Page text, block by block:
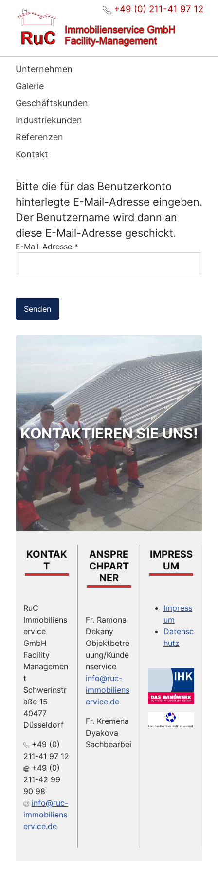
+49 (0) 211-41 97 12
Unternehmen
Galerie
Geschäftskunden
Industriekunden
Referenzen
Kontakt
Bitte die für das Benutzerkonto
hinterlegte E-Mail-Adresse eingeben.
Der Benutzername wird dann an
diese E-Mail-Adresse geschickt.
E-Mail-Adresse *
Senden
KONTAKTIEREN SIE UNS!
KONTAK
T
RuC
Immobiliens
ervice
GmbH
Facility
Managemen
t
Schwerinstr
aße 15
40477
Düsseldorf
+49 (0)
211-41 97 12
+49 (0)
211-42 99
90 98
info@ruc-
immobiliens
ervice.de
ANSPRE
CHPART
NER
Fr. Ramona
Dekany
Objektbetre
uung/Kunde
nservice
info@ruc-
immobiliens
ervice.de
Fr. Kremena
Dyakova
Sachbearbei
IMPRESS
UM
Impress
um
Datensc
hutz